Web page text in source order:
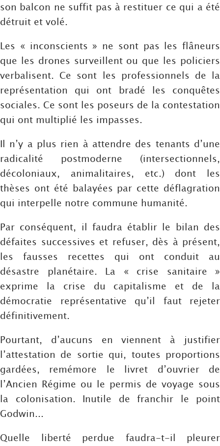
son balcon ne suffit pas à restituer ce qui a été
détruit et volé.
Les « inconscients » ne sont pas les flâneurs
que les drones surveillent ou que les policiers
verbalisent. Ce sont les professionnels de la
représentation qui ont bradé les conquêtes
sociales. Ce sont les poseurs de la contestation
qui ont multiplié les impasses.
Il n’y a plus rien à attendre des tenants d’une
radicalité postmoderne (intersectionnels,
décoloniaux, animalitaires, etc.) dont les
thèses ont été balayées par cette déflagration
qui interpelle notre commune humanité.
Par conséquent, il faudra établir le bilan des
défaites successives et refuser, dès à présent,
les fausses recettes qui ont conduit au
désastre planétaire. La « crise sanitaire »
exprime la crise du capitalisme et de la
démocratie représentative qu’il faut rejeter
définitivement.
Pourtant, d’aucuns en viennent à justifier
l’attestation de sortie qui, toutes proportions
gardées, remémore le livret d’ouvrier de
l’Ancien Régime ou le permis de voyage sous
la colonisation. Inutile de franchir le point
Godwin...
Quelle liberté perdue faudra-t-il pleurer